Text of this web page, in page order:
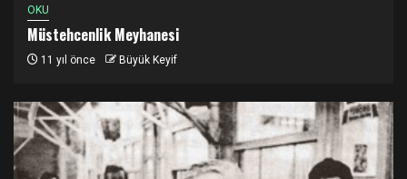
OKU
Müstehcenlik Meyhanesi
11 yıl önce Büyük Keyif